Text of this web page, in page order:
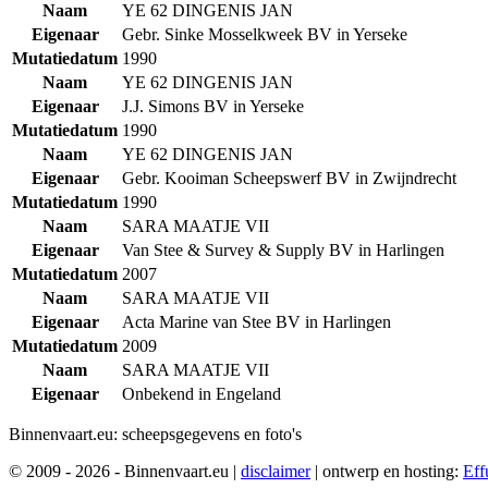
Naam
YE 62 DINGENIS JAN
Eigenaar
Gebr. Sinke Mosselkweek BV in Yerseke
Mutatiedatum 1990
Naam
YE 62 DINGENIS JAN
Eigenaar
J.J. Simons BV in Yerseke
Mutatiedatum 1990
Naam
YE 62 DINGENIS JAN
Eigenaar
Gebr. Kooiman Scheepswerf BV in Zwijndrecht
Mutatiedatum 1990
Naam
SARA MAATJE VII
Eigenaar
Van Stee & Survey & Supply BV in Harlingen
Mutatiedatum 2007
Naam
SARA MAATJE VII
Eigenaar
Acta Marine van Stee BV in Harlingen
Mutatiedatum 2009
Naam
SARA MAATJE VII
Eigenaar
Onbekend in Engeland
Binnenvaart.eu: scheepsgegevens en foto's
© 2009 - 2026 - Binnenvaart.eu | disclaimer | ontwerp en hosting: